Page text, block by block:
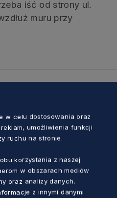
iść od strony ul.
muru przy
w celu dostosowania oraz
umożliwienia funkcji
ruchu na stronie.
korzystania z naszej
w obszarach mediów
oraz analizy danych.
z innymi danymi